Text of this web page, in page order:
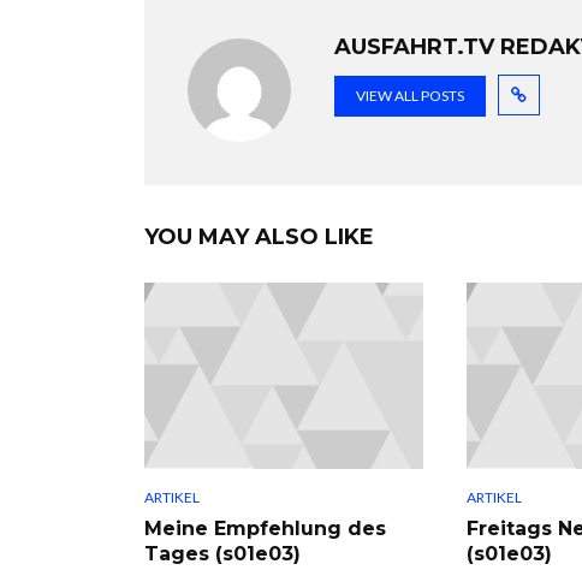
AUSFAHRT.TV
VIEW ALL POSTS
YOU MAY ALSO LIKE
ARTIKEL
Meine Empfehlung des
Tages (s01e03)
ARTIKEL
Freitags
(s01e03)